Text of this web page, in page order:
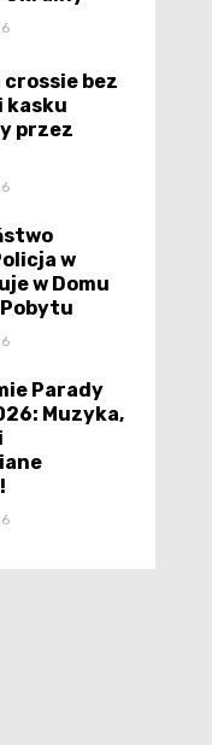
bez
kasku
przez
w
w Domu
Parady
Muzyka,